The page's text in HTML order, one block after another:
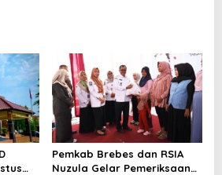
Pemkab Brebes dan RSIA
Nuzula Gelar Pemeriksaan